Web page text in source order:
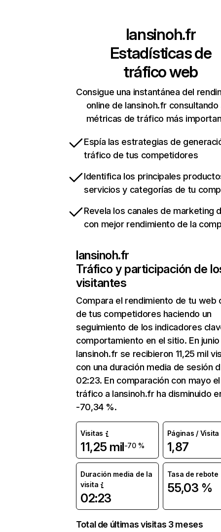
lansinoh.fr
Estadísticas de
tráfico web
Consigue una instantánea del
online de lansinoh.fr consultando
métricas de tráfico más
Espía las estrategias de
tráfico de tus competidores
Identifica los principales
servicios y categorías de tu
Revela los canales de marketing
con mejor rendimiento de la
lansinoh.fr
Tráfico y participación de
visitantes
Compara el rendimiento de tu web
de tus competidores haciendo un
seguimiento de los indicadores
comportamiento en el sitio. En junio
lansinoh.fr se recibieron 11,25 mil
con una duración media de sesión
02:23. En comparación con mayo el
tráfico a lansinoh.fr ha disminuido
-70,34 %.
Visitas
11,25 mil-70 %
Páginas / Visita
1,87
Duración media de la
visita
02:23
Tasa de rebote
55,03 %
Total de últimas visitas 3 meses